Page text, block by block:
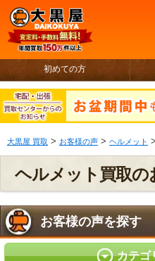
初めての方
大黒屋 買取 > お客様の声 > ヘルメット >
ヘルメット買取の
お客様の声を探す
カテゴ